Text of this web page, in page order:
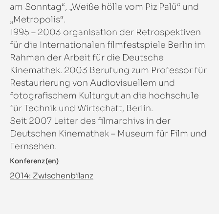
am Sonntag“, „Weiße hölle vom Piz Palü“ und
„Metropolis“.
1995 – 2003 organisation der Retrospektiven
für die Internationalen filmfestspiele Berlin im
Rahmen der Arbeit für die Deutsche
Kinemathek. 2003 Berufung zum Professor für
Restaurierung von Audiovisuellem und
fotografischem Kulturgut an die hochschule
für Technik und Wirtschaft, Berlin.
Seit 2007 Leiter des filmarchivs in der
Deutschen Kinemathek – Museum für Film und
Fernsehen.
Konferenz(en)
2014: Zwischenbilanz